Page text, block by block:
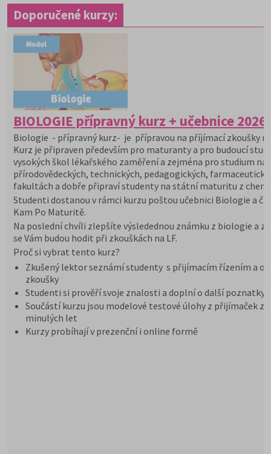
Doporučené kurzy:
BIOLOGIE přípravný kurz + učebnice
Biologie - přípravný kurz- je přípravou na příjímací zkoušky na
Kurz je připraven především pro maturanty a pro budoucí
vysokých škol lékařského zaměření a zejména pro studium na
přírodovědeckých, technických, pedagogických,
fakultách a dobře připraví studenty na státní maturitu z
Studenti dostanou v rámci kurzu poštou učebnici Biologie a
Kam Po Maturitě.
Na poslední chvíli zlepšíte výsledednou známku z biologie a
se Vám budou hodit při zkouškách na LF.
Proč si vybrat tento kurz?
Zkušený lektor seznámí studenty s přijímacím řízením a
zkoušky
Studenti si prověří svoje znalosti a doplní o další poznatky
Součástí kurzu jsou modelové testové úlohy z přijímaček z
minulých let
Kurzy probíhají v prezenční i online formě